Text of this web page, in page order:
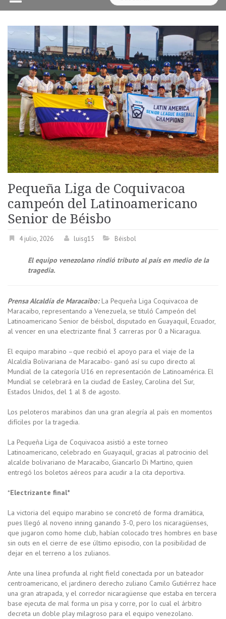
Pequeña Liga de Coquivacoa
campeón del Latinoamericano
Senior de Béisbo
4 julio, 2026 luisg15 Béisbol
El equipo venezolano rindió tributo al país en medio de la
tragedia.
Prensa Alcaldía de Maracaibo: La Pequeña Liga Coquivacoa de
Maracaibo, representando a Venezuela, se tituló Campeón del
Latinoamericano Senior de béisbol, disputado en Guayaquil, Ecuador,
al vencer en una electrizante final 3 carreras por 0 a Nicaragua.
El equipo marabino –que recibió el apoyo para el viaje de la
Alcaldía Bolivariana de Maracaibo- ganó así su cupo directo al
Mundial de la categoría U16 en representación de Latinoamérica. El
Mundial se celebrará en la ciudad de Easley, Carolina del Sur,
Estados Unidos, del 1 al 8 de agosto.
Los peloteros marabinos dan una gran alegría al país en momentos
difíciles por la tragedia.
La Pequeña Liga de Coquivacoa asistió a este torneo
Latinoamericano, celebrado en Guayaquil, gracias al patrocinio del
alcalde bolivariano de Maracaibo, Giancarlo Di Martino, quien
entregó los boletos aéreos para acudir a la cita deportiva.
*Electrizante final*
La victoria del equipo marabino se concretó de forma dramática,
pues llegó al noveno inning ganando 3-0, pero los nicaragüenses,
que jugaron como home club, habían colocado tres hombres en base
sin outs en el cierre de ese último episodio, con la posibilidad de
dejar en el terreno a los zulianos.
Ante una línea profunda al right field conectada por un bateador
centroamericano, el jardinero derecho zuliano Camilo Gutiérrez hace
una gran atrapada, y el corredor nicaragüense que estaba en tercera
base ejecuta de mal forma un pisa y corre, por lo cual el árbitro
decreta un doble play milagroso para el equipo venezolano.